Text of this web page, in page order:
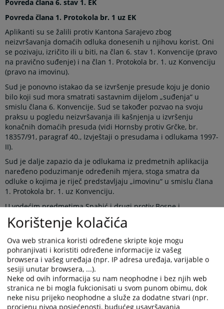
Povreda člana 6. stav 1. EK
Povreda člana 1. Protokola br. 1 uz EK
Aplikanti su se žalili protiv Kantona Sarajevo zbog
neizvršavanja domaćih odluka donesenih u njihovu korist. Oni
se pozivaju, izričito ili u biti, na član 6. stav 1. Konvencije (pravo
na pravično suđenje) i na član 1. Protokola br. 1. uz Konvenciju
(pravo na imovinu).
Sud je ponovno istakao da se izvršenje presude koju je donio
bilo koji sud mora smatrati sastavnim dijelom „suđenja“ u
smislu člana 6. Konvencije. Sud se također pozvao na svoju
praksu u pogledu neizvršavanja ili kašnjenja u izvršenju
konačnih domaćih presuda (vidi Hornsby protiv Grčke, br.
18357/91, paragraf 40., Izvještaji o presudama i odlukama 1997-
II).
Sud je dalje zapazio da je odlukama iz predmetnih aplikacija
naređeno poduzimanje određenih mjera, stoga smatra da
odluke o kojima je riječ predstavljaju „imovinu“ u smislu člana
1. Protokola br. 1. uz Konvenciju.
U vodećim predmetima Spahić i drugi protiv Bosne i
Hercegovine, br. 20514/15 i 15 drugih, paragrafi 25.-31. od
14.11.2017., te Kunić i drugi protiv Bosne i Hercegovine br.
68955/12 i 15 drugih, paragrafi 26.-31. od 14.11.2017., Sud je
već utvrdio povredu u odnosu na pitanja slična onima u
predmetnom slučaju.
Nakon što je ispitao sve materijale koji su mu podneseni, Sud
nije našao niti jednu činjenicu ili argument koji bi ga mogao
uvjeriti da donese drugačiji zaključak o dopuštenosti i
meritumu ovih pritužbi. Imajući u vidu svoju praksu o ovom
Korištenje kolačića
Ova web stranica koristi određene skripte koje mogu
pohranjivati i koristiti određene informacije iz vašeg
browsera i vašeg uređaja (npr. IP adresa uređaja, varijable o
sesiji unutar browsera, ...).
Neke od ovih informacija su nam neophodne i bez njih web
stranica ne bi mogla fukcionisati u svom punom obimu, dok
neke nisu prijeko neophodne a služe za dodatne stvari (npr.
procjenu nivoa posjećenosti, budućeg usavršavanja